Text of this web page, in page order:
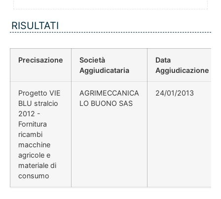
RISULTATI
Precisazione
Società
Aggiudicataria
Data
Aggiudicazione
Progetto VIE
BLU stralcio
2012 -
Fornitura
ricambi
macchine
agricole e
materiale di
consumo
AGRIMECCANICA
LO BUONO SAS
24/01/2013